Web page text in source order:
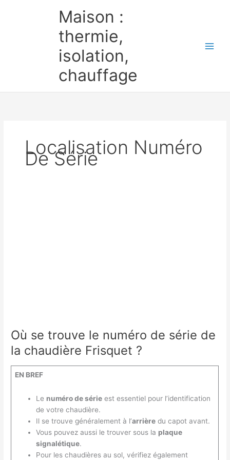
Maison :
thermie,
isolation,
chauffage
Localisation Numéro
De Série
Où se trouve le numéro de série de
la chaudière Frisquet ?
EN BREF
Le numéro de sérieest essentiel pour l’identification
de votre chaudière.
Il se trouve généralement à l’arrièredu capot avant.
Vous pouvez aussi le trouver sous la plaque
signalétique.
Pour les chaudières au sol, vérifiez également